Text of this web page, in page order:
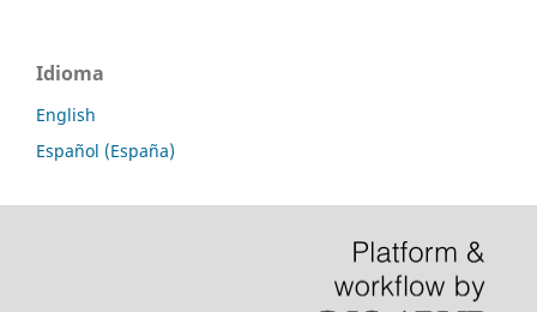
Idioma
English
Español (España)